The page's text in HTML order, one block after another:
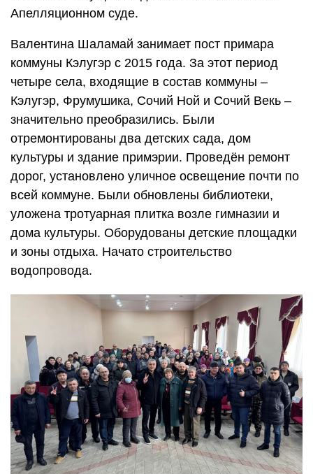
Апелляционном суде.
Валентина Шаламай занимает пост примара
коммуны Кэлугэр с 2015 года. За этот период
четыре села, входящие в состав коммуны –
Кэлугэр, Фрумушика, Сочий Ной и Сочий Векь –
значительно преобразились. Были
отремонтированы два детских сада, дом
культуры и здание примэрии. Проведён ремонт
дорог, установлено уличное освещение почти по
всей коммуне. Были обновлены библиотеки,
уложена тротуарная плитка возле гимназии и
дома культуры. Оборудованы детские площадки
и зоны отдыха. Начато строительство
водопровода.